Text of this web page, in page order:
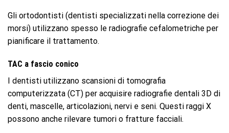
Gli ortodontisti (dentisti specializzati nella correzione dei
morsi) utilizzano spesso le radiografie cefalometriche per
pianificare il trattamento.
TAC a fascio conico
I dentisti utilizzano scansioni di tomografia
computerizzata (CT) per acquisire radiografie dentali 3D di
denti, mascelle, articolazioni, nervi e seni. Questi raggi X
possono anche rilevare tumori o fratture facciali.